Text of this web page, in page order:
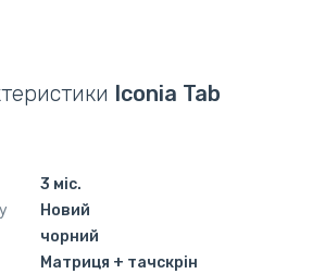
Iconia Tab
3 міс.
Новий
чорний
Матриця + тачскрін